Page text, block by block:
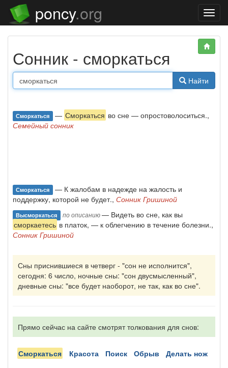
poncy.org
Сонник - сморкаться
Найти
Сморкаться — Сморкаться во сне — опростоволоситься.,
Семейный сонник
Сморкаться — К жалобам в надежде на жалость и
поддержку, которой не будет., Сонник Гришиной
Высморкаться по описанию— Видеть во сне, как вы
сморкаетесь в платок, — к облегчению в течение болезни.,
Сонник Гришиной
Сны приснившиеся в четверг - "сон не исполнится",
сегодня: 6 число, ночные сны: "сон двусмысленный",
дневные сны: "все будет наоборот, не так, как во сне".
Прямо сейчас на сайте смотрят толкования для снов:
сморкаться красота поиск обрыв делать нож